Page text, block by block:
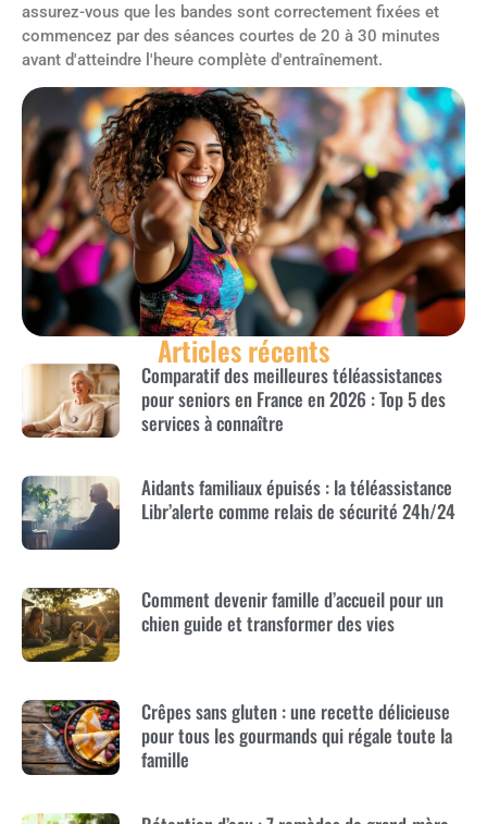
assurez-vous que les bandes sont correctement fixées et
commencez par des séances courtes de 20 à 30 minutes
avant d'atteindre l'heure complète d'entraînement.
Articles récents
Comparatif des meilleures téléassistances
pour seniors en France en 2026 : Top 5 des
services à connaître
Aidants familiaux épuisés : la téléassistance
Libr’alerte comme relais de sécurité 24h/24
Comment devenir famille d’accueil pour un
chien guide et transformer des vies
Crêpes sans gluten : une recette délicieuse
pour tous les gourmands qui régale toute la
famille